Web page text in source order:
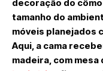
decoração do
tamanho do
móveis planejados
Aqui, a cama
madeira, com